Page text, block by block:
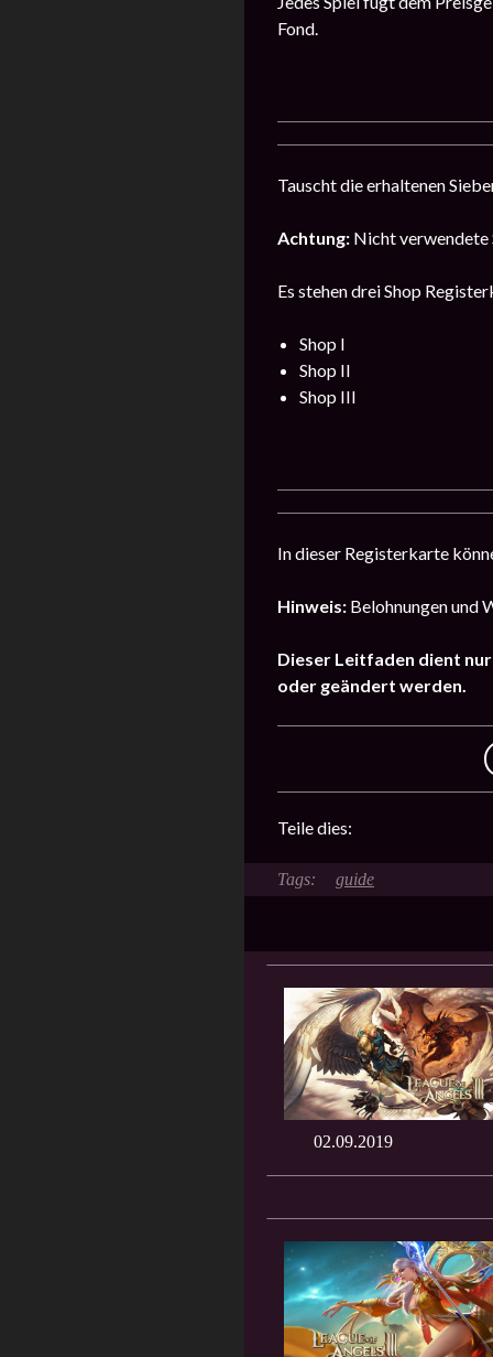
Fond.
Tauscht die erhaltenen
Achtung: Nicht verwendete
Es stehen drei Shop
Shop I
Shop II
Shop III
In dieser Registerkarte
Hinweis: Belohnungen und
Dieser Leitfaden dient
oder geändert werden.
Teile dies:
guide
02.09.2019